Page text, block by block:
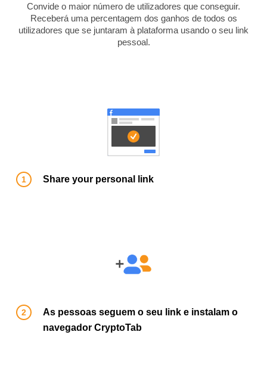
Convide o maior número de utilizadores que conseguir.
Receberá uma percentagem dos ganhos de todos os
utilizadores que se juntaram à plataforma usando o seu link
pessoal.
Share your personal link
As pessoas seguem o seu link e instalam o
navegador CryptoTab